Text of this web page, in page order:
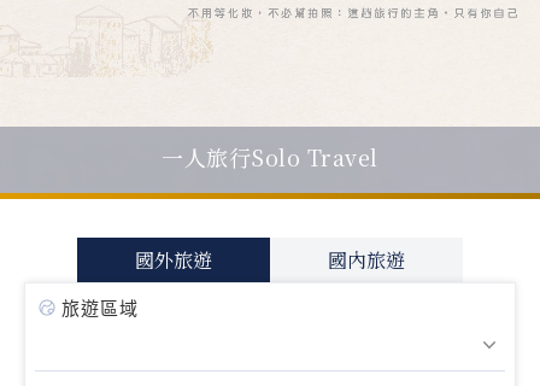
父親節．限時特別企劃一人旅行Solo Travel
國外旅遊 國內旅遊
旅遊區域